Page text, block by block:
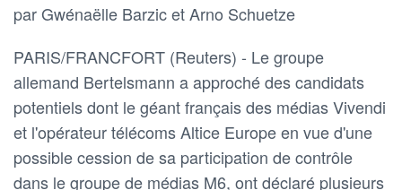
par Gwénaëlle Barzic et Arno Schuetze
PARIS/FRANCFORT (Reuters) - Le groupe
allemand Bertelsmann a approché des candidats
potentiels dont le géant français des médias Vivendi
et l'opérateur télécoms Altice Europe en vue d'une
possible cession de sa participation de contrôle
dans le groupe de médias M6, ont déclaré plusieurs